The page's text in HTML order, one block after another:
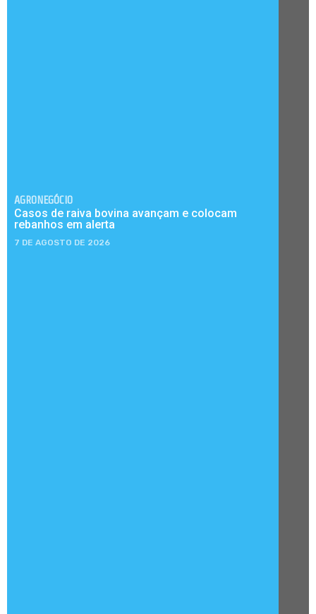
AGRONEGÓCIO
Casos de raiva bovina avançam e colocam
rebanhos em alerta
7 DE AGOSTO DE 2026